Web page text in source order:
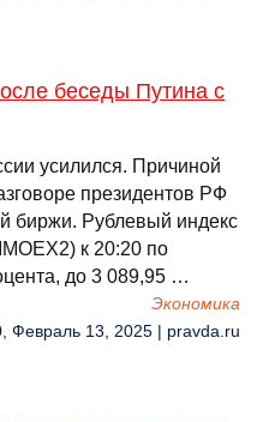
беседы Путина с
усилился. Причиной
президентов РФ
биржи. Рублевый индекс
к 20:20 по
до 3 089,95 …
Экономика
Февраль 13, 2025 | pravda.ru